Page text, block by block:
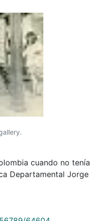
cuando no tenía
Departamental Jorge